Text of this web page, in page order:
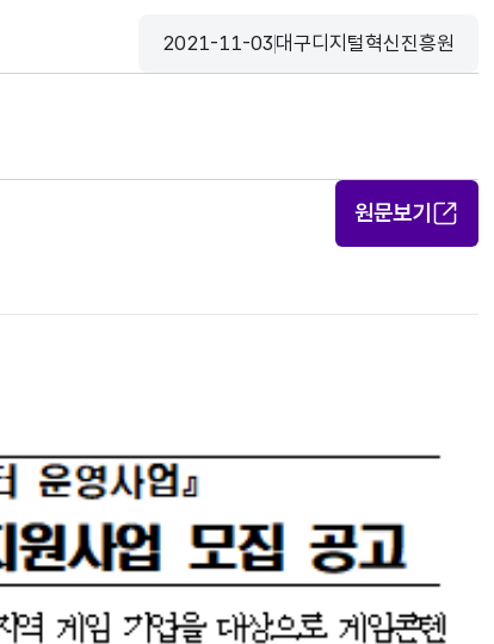
등록일
2021-11-03
수집기관
대구디지털혁신진흥원
원문보기